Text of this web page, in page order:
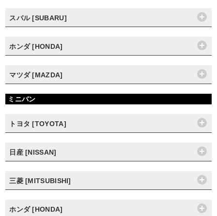
スバル [SUBARU]
ホンダ [HONDA]
マツダ [MAZDA]
ミニバン
トヨタ [TOYOTA]
日産 [NISSAN]
三菱 [MITSUBISHI]
ホンダ [HONDA]